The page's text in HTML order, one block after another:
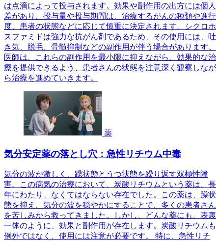
は点滴によって投与されます。効果や副作用の出方には個人
差があり、投与量や投与期間は、治療するがんの種類や進行
度、患者の状態などに応じて慎重に決定されます。シクロホ
スファミドは強力な抗がん剤であるため、その使用には、吐
き気、脱毛、骨髄抑制などの副作用が伴う場合があります。
医師は、これらの副作用を最小限に抑えながら、効果的な治
療を提供できるよう、患者さんの状態を注意深く観察しなが
ら治療を進めていきます。
薬
気分安定薬の落とし穴：急性リチウム中毒
気分の波が激しく、躁状態とうつ状態を繰り返す双極性障
害。この病気の治療において、炭酸リチウムという薬は、長
年にわたり、なくてはならない存在でした。この薬は、躁状
態を抑え、気分の波を穏やかにすることで、多くの患者さん
を苦しみから救ってきました。しかし、どんな薬にも、表裏
一体のように、効果と副作用が存在します。炭酸リチウムも
例外ではなく、使用には注意が必要です。 特に、急性リチ